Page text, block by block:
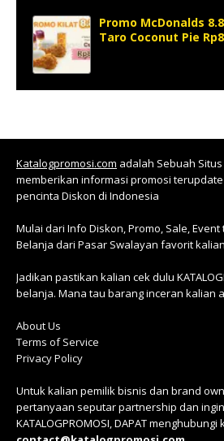
Promo McDonalds
Taro Coconut Pie
Katalogpromosi.com adalah Sebuah
memberikan informasi promosi
pencinta Diskon di Indonesia
Mulai dari Info Diskon, Promo, Sale,
Belanja dari Pasar Swalayan favorit
Jadikan pastikan kalian cek dulu
belanja. Mana tau barang inceran kalian
About Us
Terms of Service
Privacy Policy
Untuk kalian pemilik bisnis dan brand
pertanyaan seputar partnership dan
KATALOGPROMOSI, DAPAT menghubungi